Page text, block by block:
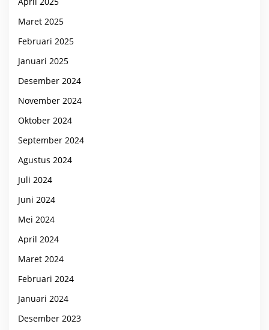
Maret 2025
Februari 2025
Januari 2025
Desember 2024
November 2024
Oktober 2024
September 2024
Agustus 2024
Juli 2024
Juni 2024
Mei 2024
April 2024
Maret 2024
Februari 2024
Januari 2024
Desember 2023